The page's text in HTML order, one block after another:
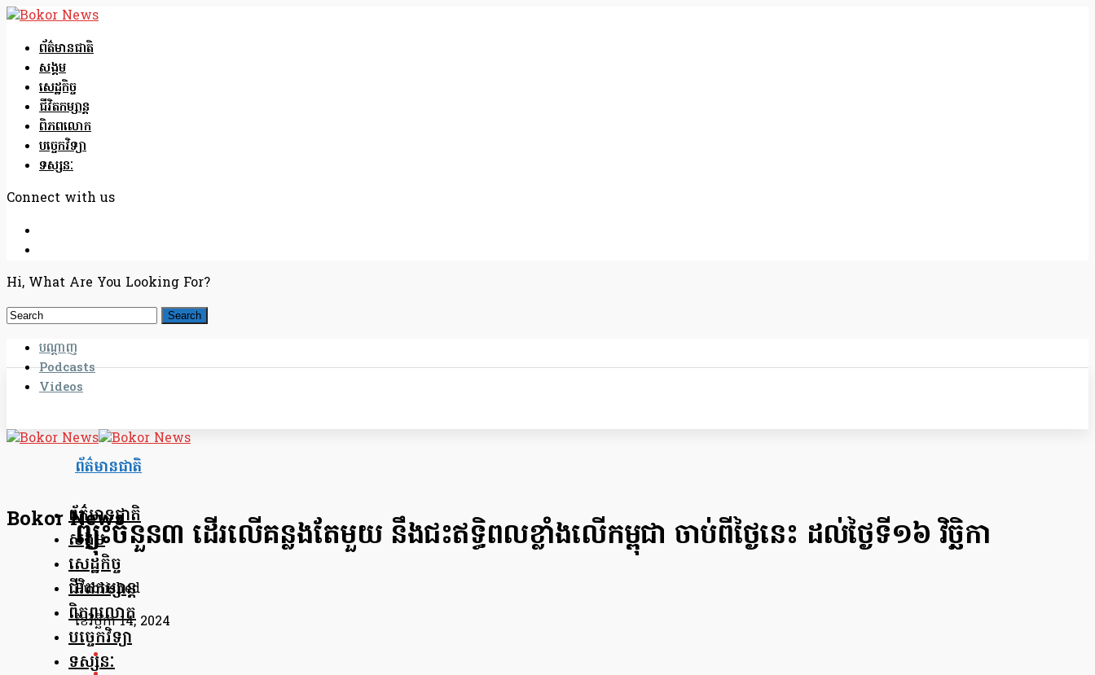
ព័ត៌មានជាតិ
សង្គម
សេដ្ឋកិច្ច
ជីវិតកម្សាន្ត
ពិភពលោក
បច្ចេកវិទ្យា
ទស្សនៈ
Connect with us
Hi, What Are You Looking For?
បណ្តាញ
Podcasts
Videos
Bokor News
ព័ត៌មានជាតិ
សង្គម
សេដ្ឋកិច្ច
ជីវិតកម្សាន្ត
ពិភពលោក
បច្ចេកវិទ្យា
ទស្សនៈ
ព័ត៌មានជាតិ
ព្យុះចំនួន៣ ដើរលើគន្លងតែមួយ នឹងជះឥទ្ធិពលខ្លាំងលើកម្ពុជា ចាប់ពីថ្ងៃនេះ ដល់ថ្ងៃទី១៦ វិច្ឆិកា
Published
ខែ​វិច្ឆិកា 14, 2024